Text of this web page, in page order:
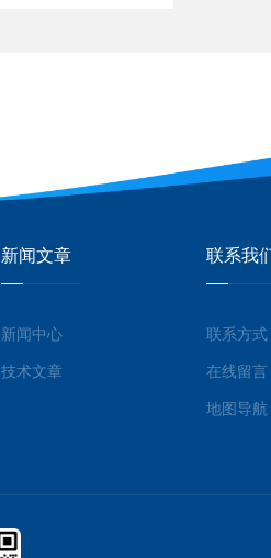
新闻文章
新闻中心
技术文章
联系我
联系方式
在线留言
地图导航